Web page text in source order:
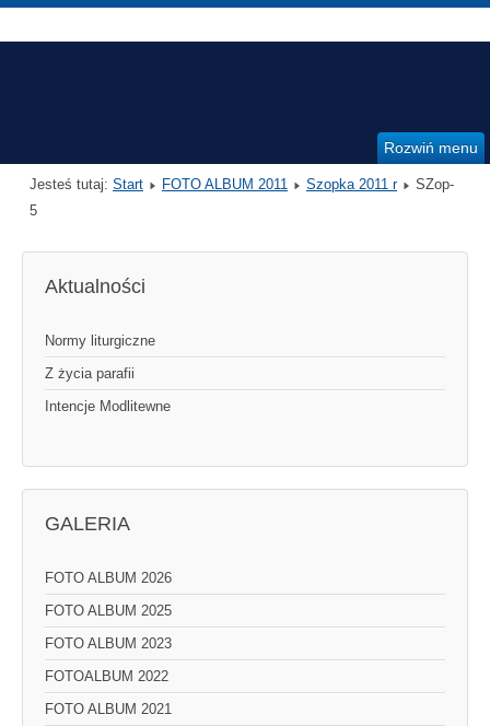
Rozwiń menu
Jesteś tutaj: Start FOTO ALBUM 2011 Szopka 2011 r
SZop-
5
Aktualności
Normy liturgiczne
Z życia parafii
Intencje Modlitewne
GALERIA
FOTO ALBUM 2026
FOTO ALBUM 2025
FOTO ALBUM 2023
FOTOALBUM 2022
FOTO ALBUM 2021